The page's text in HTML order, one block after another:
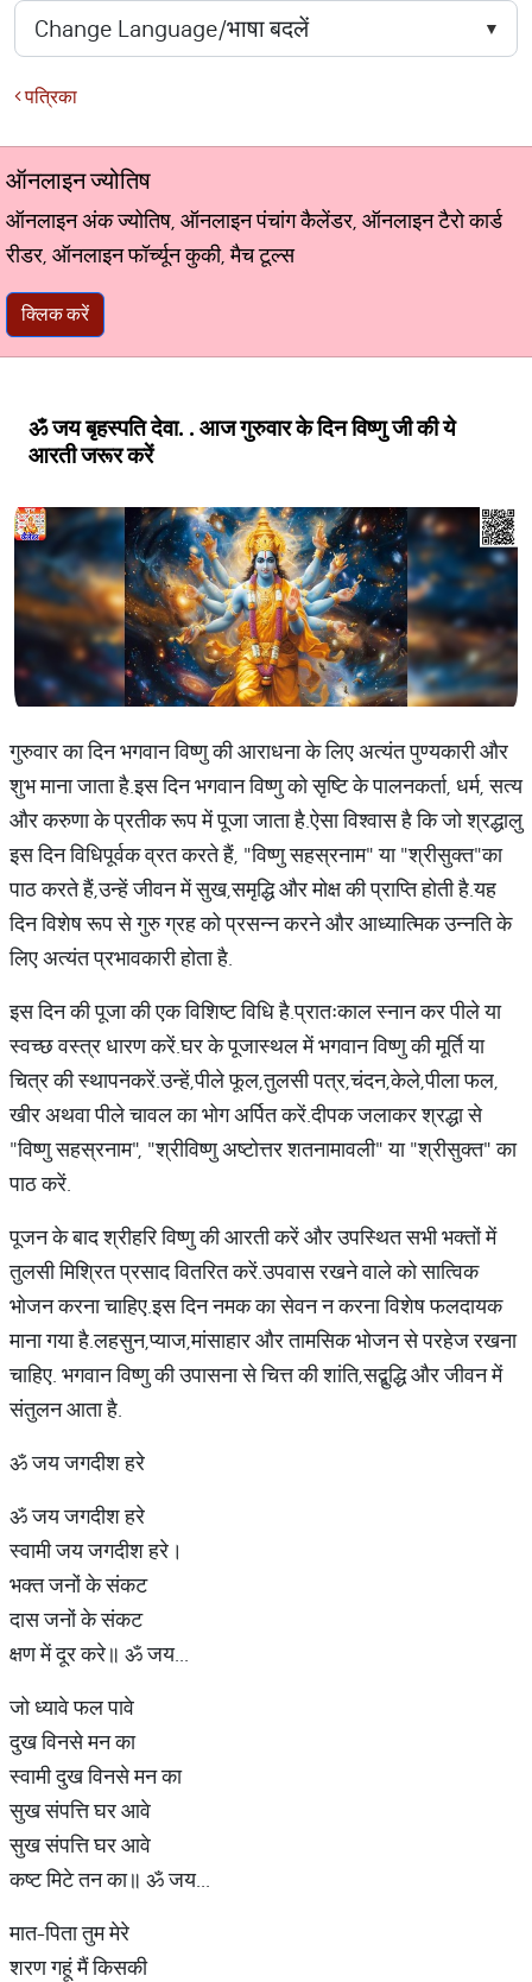
पत्रिका
ऑनलाइन ज्योतिष
ऑनलाइन अंक ज्योतिष, ऑनलाइन पंचांग कैलेंडर, ऑनलाइन टैरो कार्ड
रीडर, ऑनलाइन फॉर्च्यून कुकी, मैच टूल्स
क्लिक करें
ॐ जय बृहस्पति देवा. . आज गुरुवार के दिन विष्णु जी की ये
आरती जरूर करें
गुरुवार का दिन भगवान विष्णु की आराधना के लिए अत्यंत पुण्यकारी और
शुभ माना जाता है.इस दिन भगवान विष्णु को सृष्टि के पालनकर्ता, धर्म, सत्य
और करुणा के प्रतीक रूप में पूजा जाता है.ऐसा विश्वास है कि जो श्रद्धालु
इस दिन विधिपूर्वक व्रत करते हैं, "विष्णु सहस्रनाम" या "श्रीसुक्त"का
पाठ करते हैं,उन्हें जीवन में सुख,समृद्धि और मोक्ष की प्राप्ति होती है.यह
दिन विशेष रूप से गुरु ग्रह को प्रसन्न करने और आध्यात्मिक उन्नति के
लिए अत्यंत प्रभावकारी होता है.
इस दिन की पूजा की एक विशिष्ट विधि है.प्रातःकाल स्नान कर पीले या
स्वच्छ वस्त्र धारण करें.घर के पूजास्थल में भगवान विष्णु की मूर्ति या
चित्र की स्थापनकरें.उन्हें,पीले फूल,तुलसी पत्र,चंदन,केले,पीला फल,
खीर अथवा पीले चावल का भोग अर्पित करें.दीपक जलाकर श्रद्धा से
"विष्णु सहस्रनाम", "श्रीविष्णु अष्टोत्तर शतनामावली" या "श्रीसुक्त" का
पाठ करें.
पूजन के बाद श्रीहरि विष्णु की आरती करें और उपस्थित सभी भक्तों में
तुलसी मिश्रित प्रसाद वितरित करें.उपवास रखने वाले को सात्विक
भोजन करना चाहिए.इस दिन नमक का सेवन न करना विशेष फलदायक
माना गया है.लहसुन,प्याज,मांसाहार और तामसिक भोजन से परहेज रखना
चाहिए. भगवान विष्णु की उपासना से चित्त की शांति,सद्बुद्धि और जीवन में
संतुलन आता है.
ॐ जय जगदीश हरे
ॐ जय जगदीश हरे
स्वामी जय जगदीश हरे।
भक्त जनों के संकट
दास जनों के संकट
क्षण में दूर करे॥ ॐ जय...
जो ध्यावे फल पावे
दुख विनसे मन का
स्वामी दुख विनसे मन का
सुख संपत्ति घर आवे
सुख संपत्ति घर आवे
कष्ट मिटे तन का॥ ॐ जय...
मात-पिता तुम मेरे
शरण गहूं मैं किसकी